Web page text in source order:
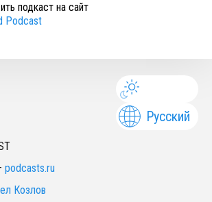
подкаст на сайт
Podcast
Русский
podcasts.ru
Козлов